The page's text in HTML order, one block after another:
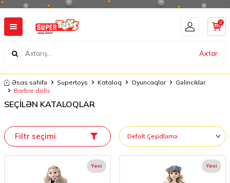
Axtar
0
Əsas səhifə Supertoys Kataloq Oyuncaqlar
Gəlinciklər
Barbie dolls
SEÇİLƏN KATALOQLAR
Filtr seçimi
Yeni Yeni